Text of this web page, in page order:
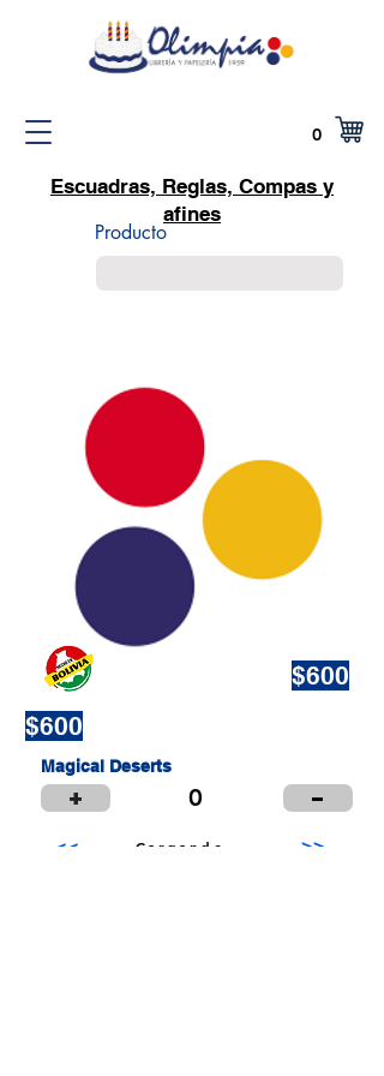
0
Escuadras, Reglas, Compas y
afines
Producto
Small Title
$600
$600
Magical Deserts
+ 0 -
<< Cargando... >>